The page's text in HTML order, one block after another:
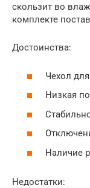
скользит во
комплекте
Достоинства:
Чехол
Низкая
Наличие
Недостатки: